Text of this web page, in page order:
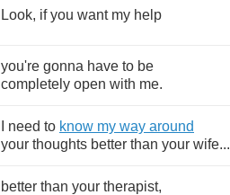
Look, if you want my help
you're gonna have to be
completely open with me.
need to know my way around
your thoughts better than your wife...
better than your therapist,